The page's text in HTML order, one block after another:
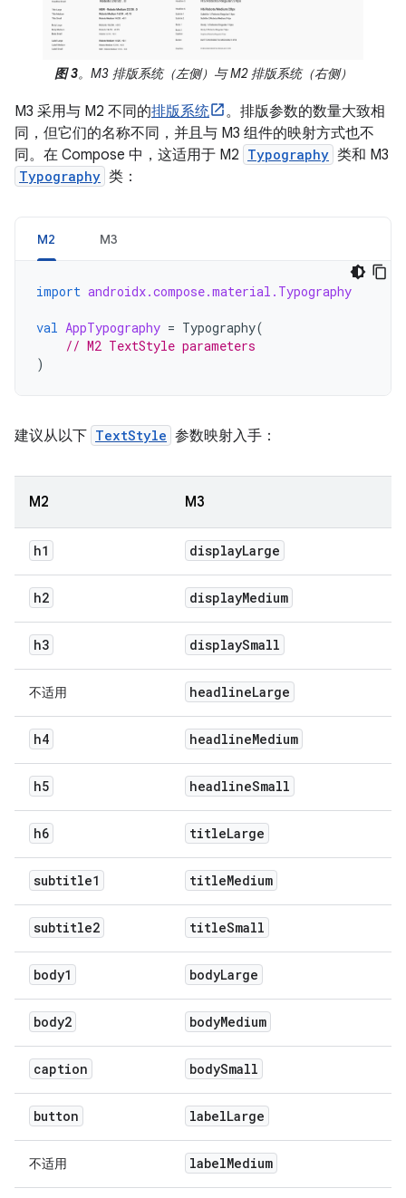
图 3。M3 排版系统（左侧）与 M2 排版系统（右侧）
M3 采用与 M2 不同的排版系统
。排版参数的数量大致相
同，但它们的名称不同，并且与 M3 组件的映射方式也不
同。在 Compose 中，这适用于 M2 Typography 类和 M3
Typography 类：
M2 M3
import androidx.compose.material.Typography
val AppTypography = Typography(
// M2 TextStyle parameters
)
建议从以下 TextStyle 参数映射入手：
M2 M3
h1 displayLarge
h2 displayMedium
h3 displaySmall
不适用 headlineLarge
h4 headlineMedium
h5 headlineSmall
h6 titleLarge
subtitle1 titleMedium
subtitle2 titleSmall
body1 bodyLarge
body2 bodyMedium
caption bodySmall
button labelLarge
不适用 labelMedium